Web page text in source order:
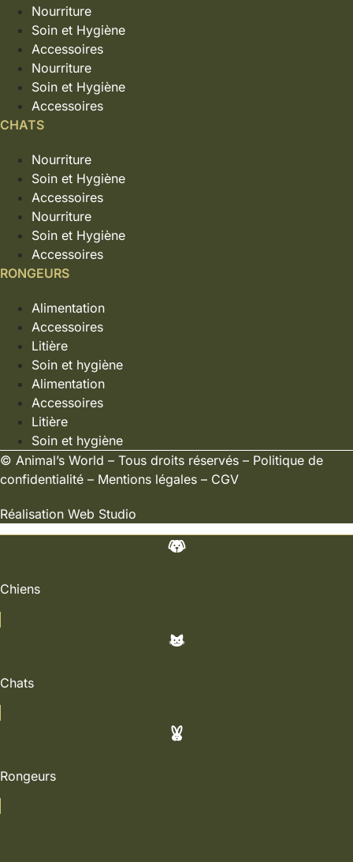
Nourriture
Soin et Hygiène
Accessoires
Nourriture
Soin et Hygiène
Accessoires
CHATS
Nourriture
Soin et Hygiène
Accessoires
Nourriture
Soin et Hygiène
Accessoires
RONGEURS
Alimentation
Accessoires
Litière
Soin et hygiène
Alimentation
Accessoires
Litière
Soin et hygiène
© Animal’s World – Tous droits réservés – Politique de
confidentialité – Mentions légales – CGV
Réalisation Web Studio
Chiens
Chats
Rongeurs